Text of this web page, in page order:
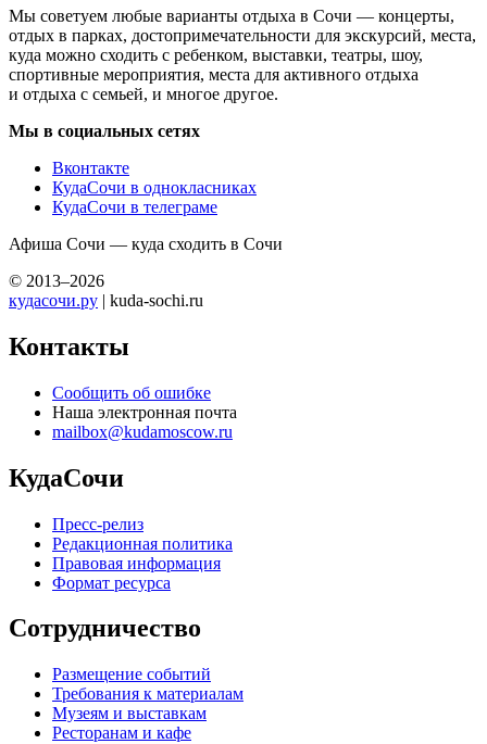
Мы советуем любые варианты отдыха в Сочи — концерты,
отдых в парках, достопримечательности для экскурсий, места,
куда можно сходить с ребенком, выставки, театры, шоу,
спортивные мероприятия, места для активного отдыха
и отдыха с семьей, и многое другое.
Мы в социальных сетях
Вконтакте
КудаСочи в однокласниках
КудаСочи в телеграме
Афиша Сочи — куда сходить в Сочи
© 2013–2026
кудасочи.ру | kuda-sochi.ru
Контакты
Сообщить об ошибке
Наша электронная почта
mailbox@kudamoscow.ru
КудаСочи
Пресс-релиз
Редакционная политика
Правовая информация
Формат ресурса
Сотрудничество
Размещение событий
Требования к материалам
Музеям и выставкам
Ресторанам и кафе